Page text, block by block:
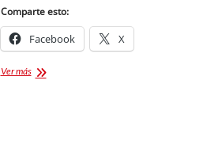
Comparte esto:
Facebook X
Ver másChelatlax